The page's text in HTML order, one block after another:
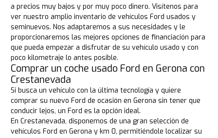
a precios muy bajos y por muy poco dinero. Visítenos para
ver nuestro amplio inventario de vehículos Ford usados y
seminuevos. Nos adaptaremos a sus necesidades y le
proporcionaremos las mejores opciones de financiación para
que pueda empezar a disfrutar de su vehículo usado y con
poco kilometraje lo antes posible.
Comprar un coche usado Ford en Gerona con
Crestanevada
Si busca un vehículo con la última tecnología y quiere
comprar su nuevo Ford de ocasión en Gerona sin tener que
conducir lejos, un Ford es la opción ideal.
En Crestanevada, disponemos de una gran selección de
vehículos Ford en Gerona y km 0, permitiéndole localizar su